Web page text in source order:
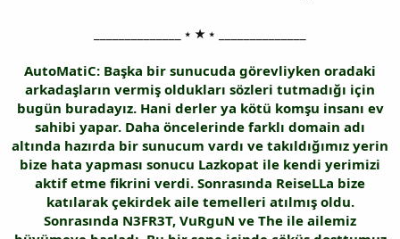
n
i
______________ ⭑ ★ ⭑ ______________
AutoMatiC: Başka bir sunucuda görevliyken oradaki
arkadaşların vermiş oldukları sözleri tutmadığı için
bugün buradayız. Hani derler ya kötü komşu insanı ev
sahibi yapar. Daha öncelerinde farklı domain adı
altında hazırda bir sunucum vardı ve takıldığımız yerin
bize hata yapması sonucu Lazkopat ile kendi yerimizi
aktif etme fikrini verdi. Sonrasında ReiseLLa bize
katılarak çekirdek aile temelleri atılmış oldu.
Sonrasında N3FR3T, VuRguN ve The ile ailemiz